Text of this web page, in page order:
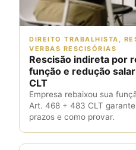
DIREITO TRABALHISTA,
VERBAS RESCISÓRIAS
Rescisão indireta por
função e redução
CLT
Empresa rebaixou sua
Art. 468 + 483 CLT
prazos e como provar.